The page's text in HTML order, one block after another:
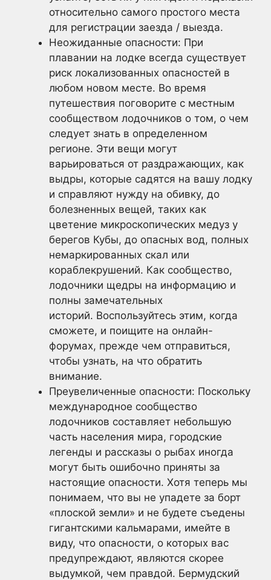
относительно самого простого места
для регистрации заезда / выезда.
Неожиданные опасности: При
плавании на лодке всегда существует
риск локализованных опасностей в
любом новом месте. Во время
путешествия поговорите с местным
сообществом лодочников о том, о чем
следует знать в определенном
регионе. Эти вещи могут
варьироваться от раздражающих, как
выдры, которые садятся на вашу лодку
и справляют нужду на обивку, до
болезненных вещей, таких как
цветение микроскопических медуз у
берегов Кубы, до опасных вод, полных
немаркированных скал или
кораблекрушений. Как сообщество,
лодочники щедры на информацию и
полны замечательных
историй. Воспользуйтесь этим, когда
сможете, и поищите на онлайн-
форумах, прежде чем отправиться,
чтобы узнать, на что обратить
внимание.
Преувеличенные опасности: Поскольку
международное сообщество
лодочников составляет небольшую
часть населения мира, городские
легенды и рассказы о рыбах иногда
могут быть ошибочно приняты за
настоящие опасности. Хотя теперь мы
понимаем, что вы не упадете за борт
«плоской земли» и не будете съедены
гигантскими кальмарами, имейте в
виду, что опасности, о которых вас
предупреждают, являются скорее
выдумкой, чем правдой. Бермудский